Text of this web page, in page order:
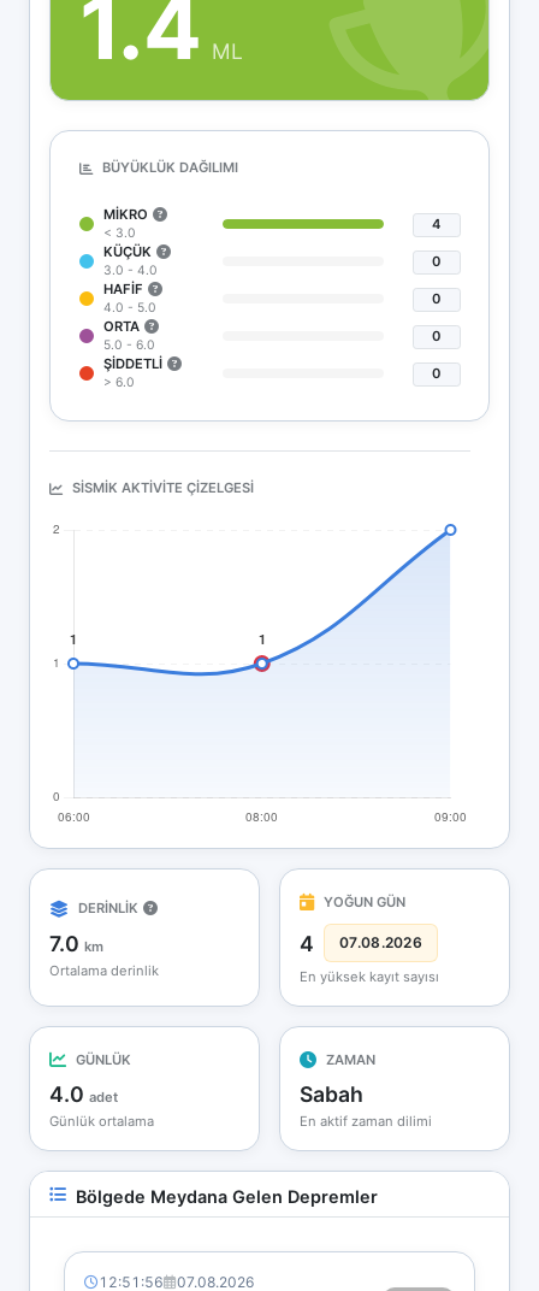
1.4 ML
BÜYÜKLÜK DAĞILIMI
MIKRO
< 3.0
4
KÜÇÜK
3.0 - 4.0
0
HAFIF
4.0 - 5.0
0
ORTA
5.0 - 6.0
0
ŞIDDETLI
> 6.0
0
SISMIK AKTIVITE ÇIZELGESI
DERİNLİK
7.0 km
Ortalama derinlik
YOĞUN GÜN
4 07.08.2026
En yüksek kayıt sayısı
GÜNLÜK
4.0 adet
Günlük ortalama
ZAMAN
Sabah
En aktif zaman dilimi
Bölgede Meydana Gelen Depremler
12:51:56 07.08.2026